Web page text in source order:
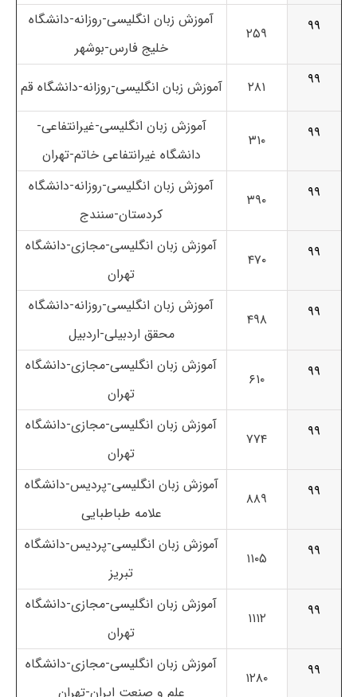
۹۹
۲۵۹
آموزش زبان انگلیسی-روزانه-دانشگاه
خلیج فارس-بوشهر
۹۹
۲۸۱ آموزش زبان انگلیسی-روزانه-دانشگاه قم
۹۹ ۳۱۰
آموزش زبان انگلیسی-غیرانتفاعی-
دانشگاه غیرانتفاعی خاتم-تهران
۹۹
۳۹۰
آموزش زبان انگلیسی-روزانه-دانشگاه
کردستان-سنندج
۹۹
۴۷۰
آموزش زبان انگلیسی-مجازی-دانشگاه
تهران
۹۹
۴۹۸
آموزش زبان انگلیسی-روزانه-دانشگاه
محقق اردبیلی-اردبیل
۹۹
۶۱۰
آموزش زبان انگلیسی-مجازی-دانشگاه
تهران
۹۹
۷۷۴
آموزش زبان انگلیسی-مجازی-دانشگاه
تهران
۹۹
۸۸۹
آموزش زبان انگلیسی-پردیس-دانشگاه
علامه طباطبایی
۹۹
۱۱۰۵
آموزش زبان انگلیسی-پردیس-دانشگاه
تبریز
۹۹
۱۱۱۲
آموزش زبان انگلیسی-مجازی-دانشگاه
تهران
۹۹
۱۲۸۰
آموزش زبان انگلیسی-مجازی-دانشگاه
علم و صنعت ایران-تهران